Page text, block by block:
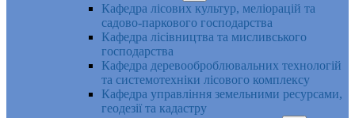
Кафедра лісових культур, меліорацій та
садово-паркового господарства
Кафедра лісівництва та мисливського
господарства
Кафедра деревооброблювальних технологій
та системотехніки лісового комплексу
Кафедра управління земельними ресурсами,
геодезії та кадастру